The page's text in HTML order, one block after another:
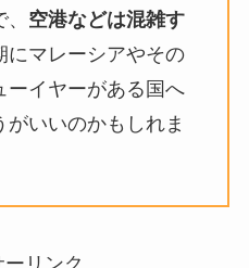
空港などは混雑す
にマレーシアやその
ーイヤーがある国へ
いいのかもしれま
ーリンク